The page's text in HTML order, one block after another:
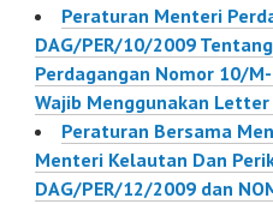
Peraturan Menteri
DAG/PER/10/2009
Perdagangan Nomor 10/
Wajib Menggunakan
Peraturan Bersama
Menteri Kelautan Dan
DAG/PER/12/2009 dan